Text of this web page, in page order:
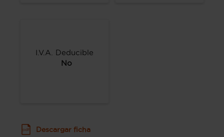
I.V.A. Deducible
No
Descargar ficha